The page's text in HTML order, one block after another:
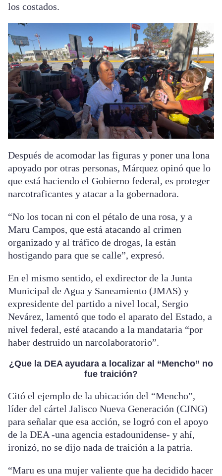
los costados.
Después de acomodar las figuras y poner una lona
apoyado por otras personas, Márquez opinó que lo
que está haciendo el Gobierno federal, es proteger
narcotraficantes y atacar a la gobernadora.
“No los tocan ni con el pétalo de una rosa, y a
Maru Campos, que está atacando al crimen
organizado y al tráfico de drogas, la están
hostigando para que se calle”, expresó.
En el mismo sentido, el exdirector de la Junta
Municipal de Agua y Saneamiento (JMAS) y
expresidente del partido a nivel local, Sergio
Nevárez, lamentó que todo el aparato del Estado, a
nivel federal, esté atacando a la mandataria “por
haber destruido un narcolaboratorio”.
¿Que la DEA ayudara a localizar al “Mencho” no
fue traición?
Citó el ejemplo de la ubicación del “Mencho”,
líder del cártel Jalisco Nueva Generación (CJNG)
para señalar que esa acción, se logró con el apoyo
de la DEA -una agencia estadounidense- y ahí,
ironizó, no se dijo nada de traición a la patria.
“Maru es una mujer valiente que ha decidido hacer